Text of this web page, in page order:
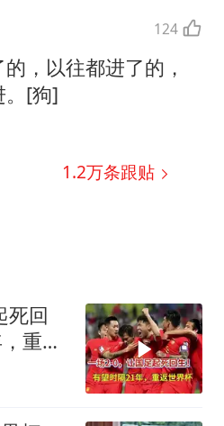
124
，以往都进了的，
。[狗]
1.2万条跟贴
死回
重返